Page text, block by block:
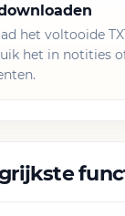
het voltooide
het in notities